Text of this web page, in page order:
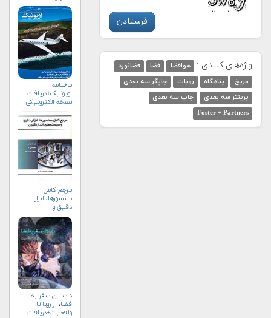
واژه‌های کلیدی : هوافضا فضا
فضانورد
مریخ
پناهگاه روبات
چاپگر سه بعدی
پرینتر سه بعدی
چاپ سه بعدی
Foster + Partners
ماهنامه
اویونیک+دریافت
نسخه الکترونیکی
مرجع کامل
سنسورها، ابزار
دقیق و
سیستم‌های
اندازه‌گیری
داستان سفر به
فضا، از رویا تا
واقعیت+دریافت